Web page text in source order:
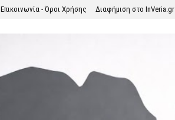
Επικοινωνία - Όροι Χρήσης Διαφήμιση στο InVeria.gr